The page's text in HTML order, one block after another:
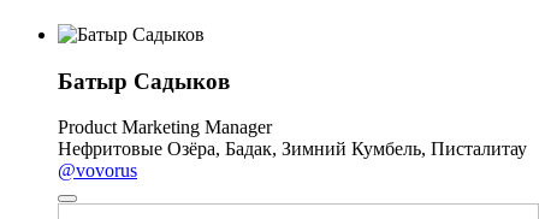
Батыр Садыков
Product Marketing Manager
Нефритовые Озёра, Бадак, Зимний Кумбель, Писталитау
@vovorus